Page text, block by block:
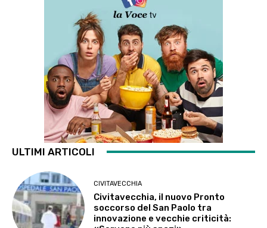
ULTIMI ARTICOLI
CIVITAVECCHIA
Civitavecchia, il nuovo Pronto
soccorso del San Paolo tra
innovazione e vecchie criticità: